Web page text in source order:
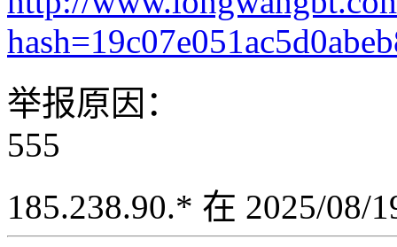
举报原因：
555
185.238.90.* 在 2025/08/